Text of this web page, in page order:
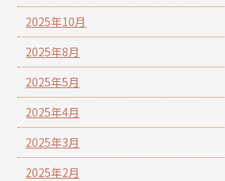
2025年10月
2025年8月
2025年5月
2025年4月
2025年3月
2025年2月